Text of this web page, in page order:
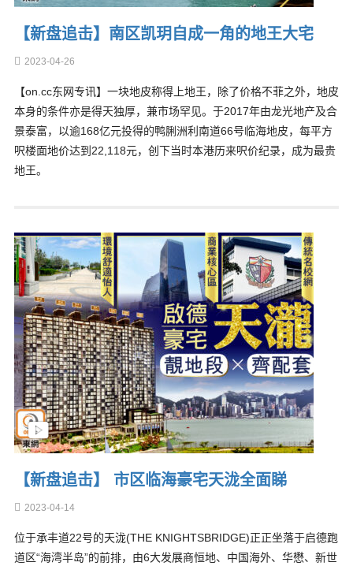
【新盘追击】南区凯玥自成一角的地王大宅
2023-04-26
【on.cc东网专讯】一块地皮称得上地王，除了价格不菲之外，地皮
本身的条件亦是得天独厚，兼市场罕见。于2017年由龙光地产及合
景泰富，以逾168亿元投得的鸭脷洲利南道66号临海地皮，每平方
呎楼面地价达到22,118元，创下当时本港历来呎价纪录，成为最贵
地王。
【新盘追击】 市区临海豪宅天泷全面睇
2023-04-14
位于承丰道22号的天泷(THE KNIGHTSBRIDGE)正正坐落于启德跑
道区“海湾半岛”的前排，由6大发展商恒地、中国海外、华懋、新世